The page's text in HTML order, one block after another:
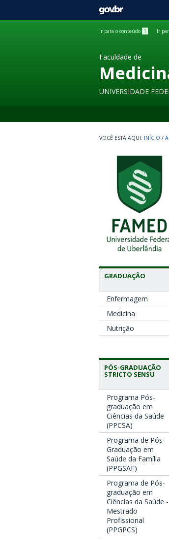
GOVBR
Ir para o conteúdo 1 Ir
Faculdade de
UNIVERSIDADE
INÍCIO /
GRADUAÇÃO
Enfermagem
Medicina
Nutrição
PÓS-GRADUAÇÃO
STRICTO SENSU
Programa Pós-
graduação em
Ciências da Saúde
(PPCSA)
Programa de Pós-
Graduação em
Saúde da Família
(PPGSAF)
Programa de Pós-
graduação em
Ciências da Saúde -
Mestrado
Profissional
(PPGPCS)